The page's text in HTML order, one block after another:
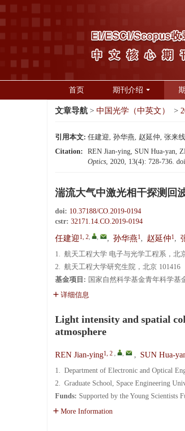
首页 期刊介绍
文章导航 > 中国光学（中英文） >
引用本文: 任建迎, 孙华燕, 赵延仲, 张来
Citation:
REN Jian-ying, SUN Hua-yan,
Optics, 2020, 13(4): 728-736.
湍流大气中激光相干探测回
doi: 10.37188/CO.2019-0194
cstr: 32171.14.CO.2019-0194
任建迎 1, 2, , , 孙华燕1, 赵延仲1,
1. 航天工程大学 电子与光学工程系，北
2. 航天工程大学研究生院，北京 101416
基金项目: 国家自然科学基金青年科学基
详细信息
Light intensity and spatial
atmosphere
REN Jian-ying1, 2 , , , SUN Hua-
1. Department of Electronic and Optical
2. Graduate School, Space Engineering
Funds: Supported by the Young Scientists
More Information